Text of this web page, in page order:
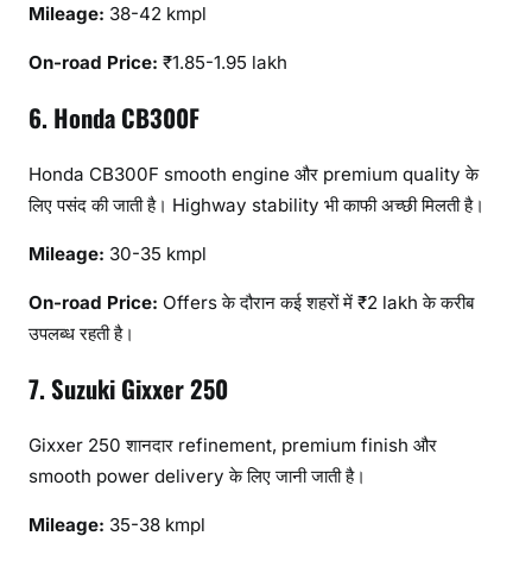
Mileage: 38-42 kmpl
On-road Price: ₹1.85-1.95 lakh
6. Honda CB300F
Honda CB300F smooth engine और premium quality के
लिए पसंद की जाती है। Highway stability भी काफी अच्छी मिलती है।
Mileage: 30-35 kmpl
On-road Price: Offers के दौरान कई शहरों में ₹2 lakh के करीब
उपलब्ध रहती है।
7. Suzuki Gixxer 250
Gixxer 250 शानदार refinement, premium finish और
smooth power delivery के लिए जानी जाती है।
Mileage: 35-38 kmpl